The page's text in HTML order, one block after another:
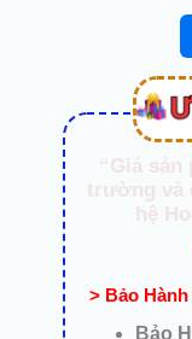
“Giá
trường và
hệ
> Bảo Hành
Bảo